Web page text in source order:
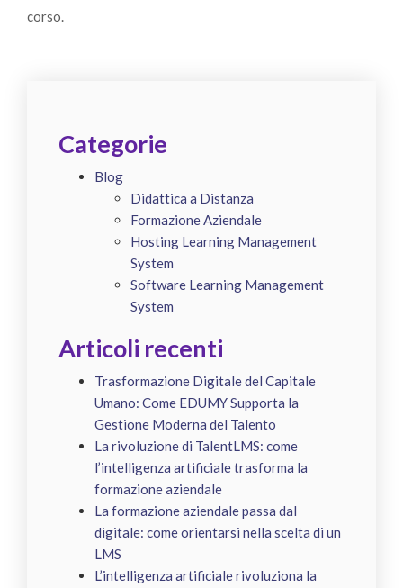
corso.
Categorie
Blog
Didattica a Distanza
Formazione Aziendale
Hosting Learning Management
System
Software Learning Management
System
Articoli recenti
Trasformazione Digitale del Capitale
Umano: Come EDUMY Supporta la
Gestione Moderna del Talento
La rivoluzione di TalentLMS: come
l’intelligenza artificiale trasforma la
formazione aziendale
La formazione aziendale passa dal
digitale: come orientarsi nella scelta di un
LMS
L’intelligenza artificiale rivoluziona la